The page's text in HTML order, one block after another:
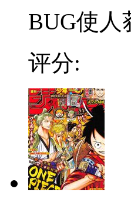
BUG使人
评分: